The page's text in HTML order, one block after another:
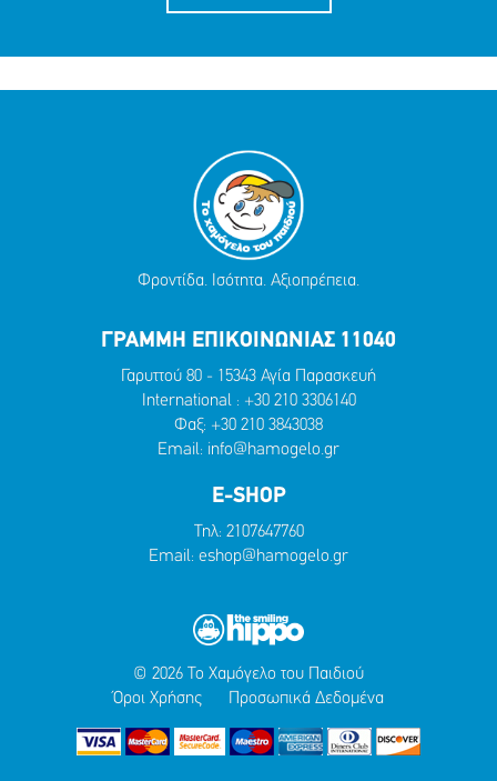
Φροντίδα. Ισότητα. Αξιοπρέπεια.
ΓΡΑΜΜΗ ΕΠΙΚΟΙΝΩΝΙΑΣ 11040
Γαρυττού 80 - 15343 Αγία Παρασκευή
International : +30 210 3306140
Φαξ: +30 210 3843038
Email: info@hamogelo.gr
E-SHOP
Τηλ: 2107647760
Email: eshop@hamogelo.gr
© 2026 Το Χαμόγελο του Παιδιού
Όροι Χρήσης
Προσωπικά Δεδομένα